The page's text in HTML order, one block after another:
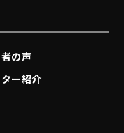
の声
ー紹介